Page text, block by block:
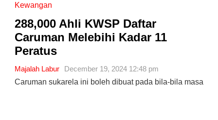
Kewangan
288,000 Ahli KWSP Daftar
Caruman Melebihi Kadar 11
Peratus
Majalah Labur
December 19, 2024 12:48 pm
Caruman sukarela ini boleh dibuat pada bila-bila masa